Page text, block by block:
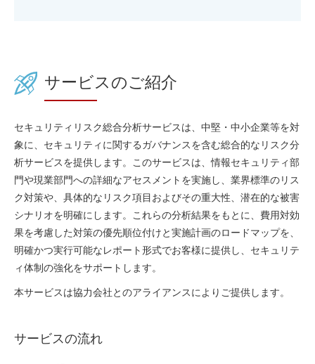
サービスのご紹介
セキュリティリスク総合分析サービスは、中堅・中小企業等を対
象に、セキュリティに関するガバナンスを含む総合的なリスク分
析サービスを提供します。このサービスは、情報セキュリティ部
門や現業部門への詳細なアセスメントを実施し、業界標準のリス
ク対策や、具体的なリスク項目およびその重大性、潜在的な被害
シナリオを明確にします。これらの分析結果をもとに、費用対効
果を考慮した対策の優先順位付けと実施計画のロードマップを、
明確かつ実行可能なレポート形式でお客様に提供し、セキュリテ
ィ体制の強化をサポートします。
本サービスは協力会社とのアライアンスによりご提供します。
サービスの流れ